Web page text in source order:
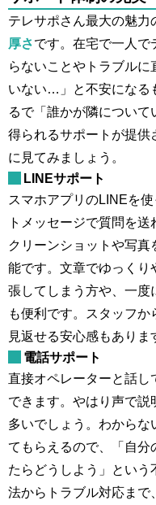
テレサポさん最大の魅力
厚さです。在宅で一人で
らないことやトラブル
いない…」と不安になる
るで「誰かが隣につい
得られるサポートが提供
に見てみましょう。
LINEサポート
スマホアプリのLINEを
トメッセージで質問を
クリーンショットや写
能です。文章でゆっくり
張してしまう方や、一度
も便利です。スタッフ
見返せる安心感もありま
電話サポート
直接オペレーターと話し
できます。やはり声で説
多いでしょう。わからな
てもらえるので、「自分
たらどうしよう」とい
法からトラブル対応まで